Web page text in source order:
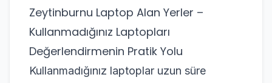
Zeytinburnu Laptop Alan Yerler –
Kullanmadığınız Laptopları
Değerlendirmenin Pratik Yolu
Kullanmadığınız laptoplar uzun süre